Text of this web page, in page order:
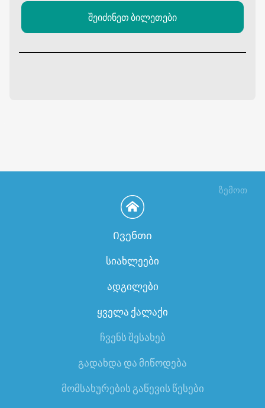
შეიძინეთ ბილეთები
ზემოთ
Ივენთი
სიახლეები
ადგილები
ყველა ქალაქი
ჩვენს შესახებ
გადახდა და მიწოდება
მომსახურების გაწევის წესები